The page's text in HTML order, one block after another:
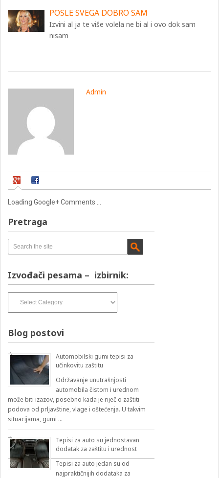
POSLE SVEGA DOBRO SAM
Izvini al ja te više volela ne bi al i ovo dok sam
nisam
Admin
Loading Google+ Comments ...
Pretraga
Izvođači pesama – izbirnik:
pesama
Blog postovi
Automobilski gumi tepisi za
učinkovitu zaštitu
Održavanje unutrašnjosti
automobila čistom i urednom
može biti izazov, posebno kada je riječ o zaštiti
podova od prljavštine, vlage i oštećenja. U takvim
situacijama, gumi …
Tepisi za auto su jednostavan
dodatak za zaštitu i urednost
Tepisi za auto jedan su od
najpraktičnijih dodataka za